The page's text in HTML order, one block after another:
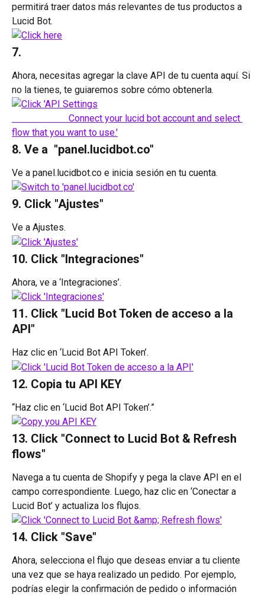
permitirá traer datos más relevantes de tus productos a
Lucid Bot.
7.
Ahora, necesitas agregar la clave API de tu cuenta aquí. Si
no la tienes, te guiaremos sobre cómo obtenerla.
8. Ve a  "panel.lucidbot.co"
Ve a panel.lucidbot.co e inicia sesión en tu cuenta.
9. Click "Ajustes"
Ve a Ajustes.
10. Click "Integraciones"
Ahora, ve a ‘Integraciones’.
11. Click "Lucid Bot Token de acceso a la
API"
Haz clic en ‘Lucid Bot API Token’.
12. Copia tu API KEY
“Haz clic en ‘Lucid Bot API Token’.”
13. Click "Connect to Lucid Bot & Refresh
flows"
Navega a tu cuenta de Shopify y pega la clave API en el
campo correspondiente. Luego, haz clic en ‘Conectar a
Lucid Bot’ y actualiza los flujos.
14. Click "Save"
Ahora, selecciona el flujo que deseas enviar a tu cliente
una vez que se haya realizado un pedido. Por ejemplo,
podrías elegir la confirmación de pedido o información